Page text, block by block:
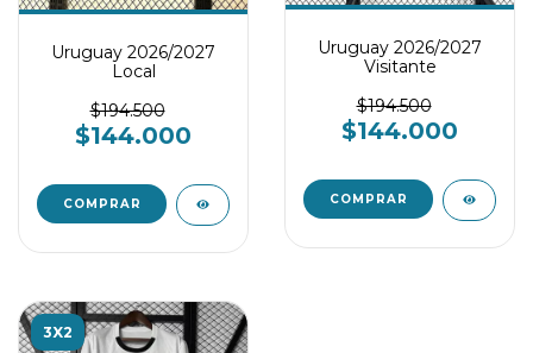
Uruguay 2026/2027
Local
$194.500
$144.000
COMPRAR
Uruguay 2026/2027
Visitante
$194.500
$144.000
COMPRAR
3X2